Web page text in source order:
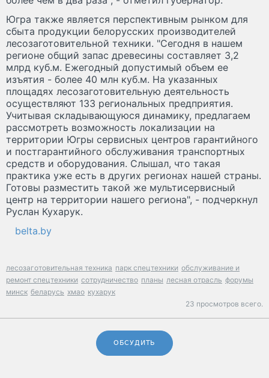
Югра также является перспективным рынком для
сбыта продукции белорусских производителей
лесозаготовительной техники. "Сегодня в нашем
регионе общий запас древесины составляет 3,2
млрд куб.м. Ежегодный допустимый объем ее
изъятия - более 40 млн куб.м. На указанных
площадях лесозаготовительную деятельность
осуществляют 133 региональных предприятия.
Учитывая складывающуюся динамику, предлагаем
рассмотреть возможность локализации на
территории Югры сервисных центров гарантийного
и постгарантийного обслуживания транспортных
средств и оборудования. Слышал, что такая
практика уже есть в других регионах нашей страны.
Готовы разместить такой же мультисервисный
центр на территории нашего региона", - подчеркнул
Руслан Кухарук.
belta.by
лесозаготовительная техника парк спецтехники обслуживание и
ремонт спецтехники сотрудничество планы лесная отрасль форумы
минск беларусь хмао кухарук
23 просмотров всего.
ОБСУДИТЬ